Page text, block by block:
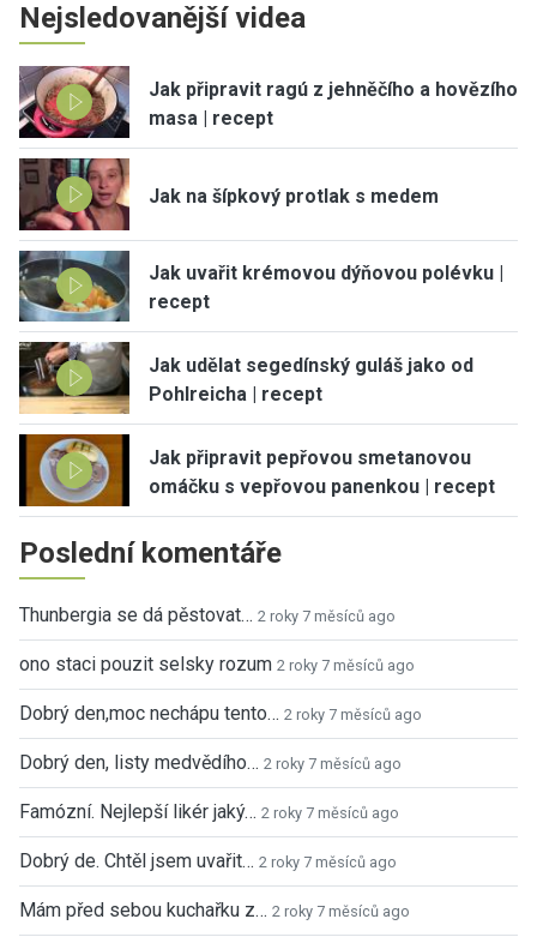
Nejsledovanější videa
Jak připravit ragú z jehněčího a hovězího
masa | recept
Jak na šípkový protlak s medem
Jak uvařit krémovou dýňovou polévku |
recept
Jak udělat segedínský guláš jako od
Pohlreicha | recept
Jak připravit pepřovou smetanovou
omáčku s vepřovou panenkou | recept
Poslední komentáře
Thunbergia se dá pěstovat… 2 roky 7 měsíců ago
ono staci pouzit selsky rozum 2 roky 7 měsíců ago
Dobrý den,moc nechápu tento… 2 roky 7 měsíců ago
Dobrý den, listy medvědího… 2 roky 7 měsíců ago
Famózní. Nejlepší likér jaký… 2 roky 7 měsíců ago
Dobrý de. Chtěl jsem uvařit… 2 roky 7 měsíců ago
Mám před sebou kuchařku z… 2 roky 7 měsíců ago